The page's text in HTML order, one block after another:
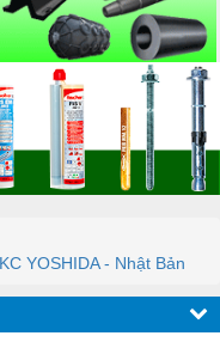
YOSHIDA - Nhật Bản